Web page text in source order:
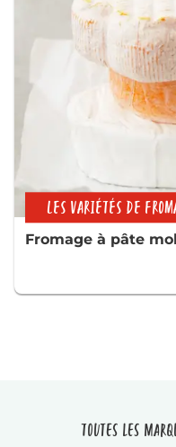
LES VARIÉTÉS DE
Fromage à pâte
Toutes les